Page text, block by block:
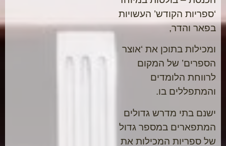
‘ספריות הקודש’ העשויות
בפאר והדר,
ומכילות בתוכן את ‘אוצר
הספרים’ של המקום
לרווחת הלומדים
והמתפללים בו.
ישנם בתי מדרש גדולים
המתפארים במספר גדול
של ספריות המכילות את